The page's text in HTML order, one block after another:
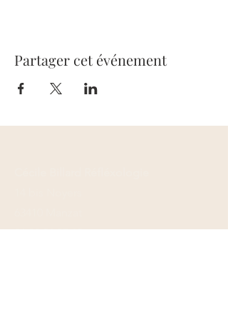
Partager cet événement
06 09 26 35 12